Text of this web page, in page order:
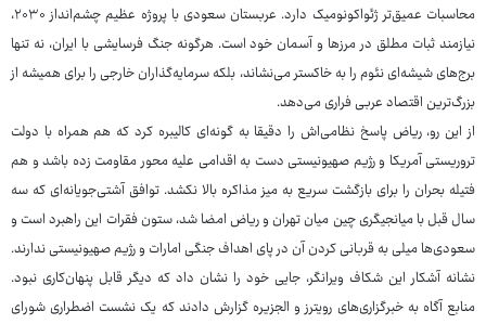
محاسبات عمیق‌تر ژئواکونومیک دارد. عربستان سعودی با پروژه عظیم چشم‌انداز ۲۰۳۰،
نیازمند ثبات مطلق در مرزها و آسمان خود است. هرگونه جنگ فرسایشی با ایران، نه تنها
برج‌های شیشه‌ای نئوم را به خاکستر می‌نشاند، بلکه سرمایه‌گذاران خارجی را برای همیشه از
بزرگ‌ترین اقتصاد عربی فراری می‌دهد.
از این رو، ریاض پاسخ نظامی‌اش را دقیقا به گونه‌ای کالیبره کرد که هم همراه با دولت
تروریستی آمریکا و رژیم صهیونیستی دست به اقدامی علیه محور مقاومت زده باشد و هم
فتیله بحران را برای بازگشت سریع به میز مذاکره بالا نکشد. توافق آشتی‌جویانه‌ای که سه
سال قبل با میانجیگری چین میان تهران و ریاض امضا شد، ستون فقرات این راهبرد است و
سعودی‌ها میلی به قربانی کردن آن در پای اهداف جنگی امارات و رژیم صهیونیستی ندارند.
نشانه آشکار این شکاف ویرانگر، جایی خود را نشان داد که دیگر قابل پنهان‌کاری نبود.
منابع آگاه به خبرگزاری‌های رویترز و الجزیره گزارش دادند که یک نشست اضطراری شورای